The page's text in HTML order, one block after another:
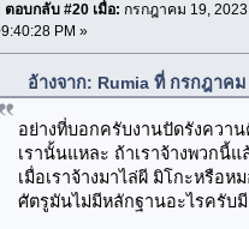
ตอบกลับ #20 เมื่อ: กรกฎาคม 19,
PM »
อ้างจาก: Rumia ที่ กรกฎาคม
อย่างที่บอกครับงานปัดรังควา
เรานั้นแหละ ถ้าเราจ้างพวกนี้
เมื่อเราจ้างมาไล่ผี มิโกะหรือ
ศัตรูมันไม่มีหลักฐานอะไรครับ